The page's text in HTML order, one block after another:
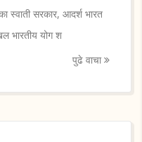
स्वाती सरकार, आदर्श भारत
भारतीय योग श
पुढे वाचा